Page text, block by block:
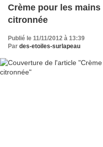
Crème pour les
citronnée
Publié le 11/11/2012 à 13:39
Par des-etoiles-surlapeau